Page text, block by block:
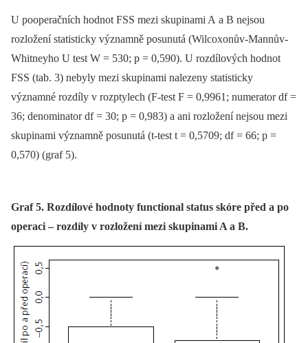
U pooperačních hodnot FSS mezi skupinami A a B nejsou
rozložení statisticky významně posunutá (Wilcoxonův-Mannův-
Whitneyho U test W = 530; p = 0,590). U rozdílových hodnot
FSS (tab. 3) nebyly mezi skupinami nalezeny statisticky
významné rozdíly v rozptylech (F-test F = 0,9961; numerator df =
36; denominator df = 30; p = 0,983) a ani rozložení nejsou mezi
skupinami významně posunutá (t-test t = 0,5709; df = 66; p =
0,570) (graf 5).
Graf 5. Rozdílové hodnoty functional status skóre před a po
operaci – rozdíly v rozložení mezi skupinami A a B.